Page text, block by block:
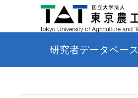
研究者データベース